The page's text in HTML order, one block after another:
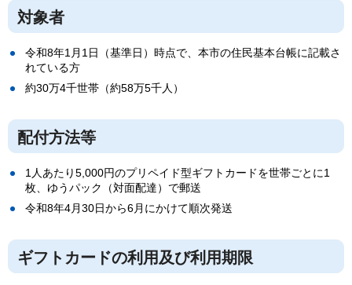
対象者
令和8年1月1日（基準日）時点で、本市の住民基本台帳に記載さ
れている方
約30万4千世帯（約58万5千人）
配付方法等
1人あたり5,000円のプリペイド型ギフトカードを世帯ごとに1
枚、ゆうパック（対面配達）で郵送
令和8年4月30日から6月にかけて順次発送
ギフトカードの利用及び利用期限